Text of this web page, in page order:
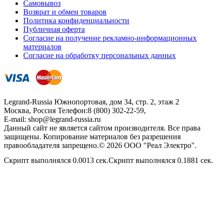
Самовывоз
Возврат и обмен товаров
Политика конфиденциальности
Публичная оферта
Согласие на получение рекламно-информационных
материалов
Согласие на обработку персональных данных
Legrand-Russia Южнопортовая, дом 34, стр. 2, этаж 2
Москва, Россия Телефон:8 (800) 302-22-59,
E-mail: shop@legrand-russia.ru
Данный сайт не является сайтом производителя. Все права
защищены. Копирование материалов без разрешения
правообладателя запрещено.© 2026 ООО "Реал Электро".
Скрипт выполнялся 0.0013 сек.Скрипт выполнялся 0.1881 сек.